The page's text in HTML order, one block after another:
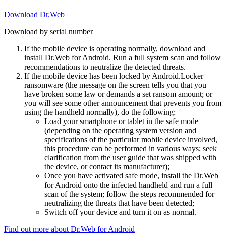
Download Dr.Web
Download by serial number
If the mobile device is operating normally, download and
install Dr.Web for Android. Run a full system scan and follow
recommendations to neutralize the detected threats.
If the mobile device has been locked by Android.Locker
ransomware (the message on the screen tells you that you
have broken some law or demands a set ransom amount; or
you will see some other announcement that prevents you from
using the handheld normally), do the following:
Load your smartphone or tablet in the safe mode
(depending on the operating system version and
specifications of the particular mobile device involved,
this procedure can be performed in various ways; seek
clarification from the user guide that was shipped with
the device, or contact its manufacturer);
Once you have activated safe mode, install the Dr.Web
for Android onto the infected handheld and run a full
scan of the system; follow the steps recommended for
neutralizing the threats that have been detected;
Switch off your device and turn it on as normal.
Find out more about Dr.Web for Android